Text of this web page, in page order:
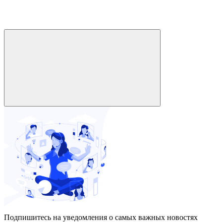
Подпишитесь на уведомления о самых важных новостях